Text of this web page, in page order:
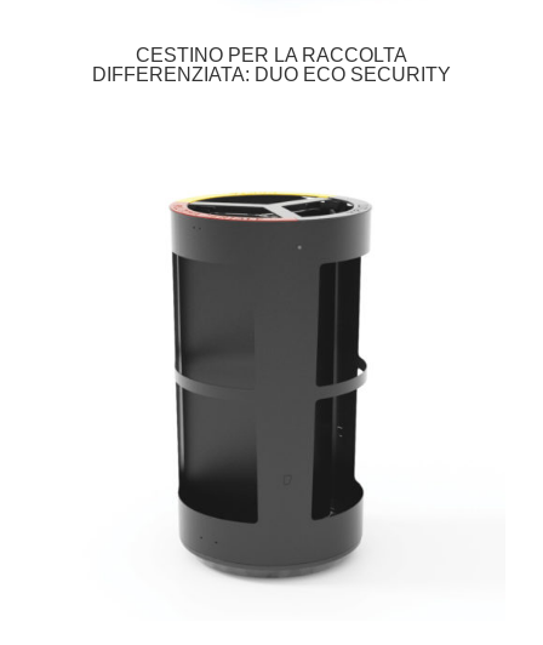
CESTINO PER LA RACCOLTA
DIFFERENZIATA: DUO ECO SECURITY